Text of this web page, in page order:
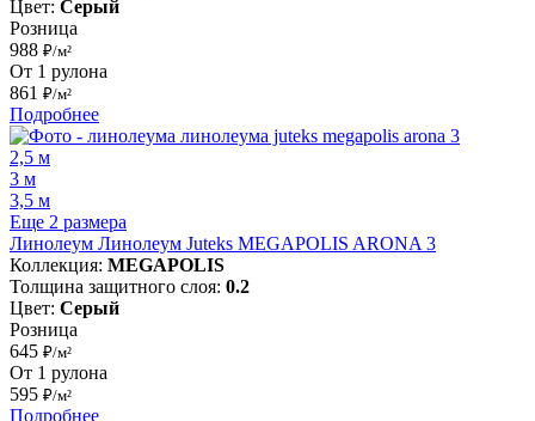
Цвет: Серый
Розница
988 ₽/м²
От 1 рулона
861 ₽/м²
Подробнее
2,5 м
3 м
3,5 м
Еще 2 размера
Линолеум Линолеум Juteks MEGAPOLIS ARONA 3
Коллекция: MEGAPOLIS
Толщина защитного слоя: 0.2
Цвет: Серый
Розница
645 ₽/м²
От 1 рулона
595 ₽/м²
Подробнее